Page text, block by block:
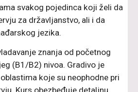
svakog pojedinca koji želi da
za državljanstvo, ali i da
jezika.
znanja od početnog
(B1/B2) nivoa. Gradivo je
koje su neophodne pri
Kurs obezbeđuje detaljnu